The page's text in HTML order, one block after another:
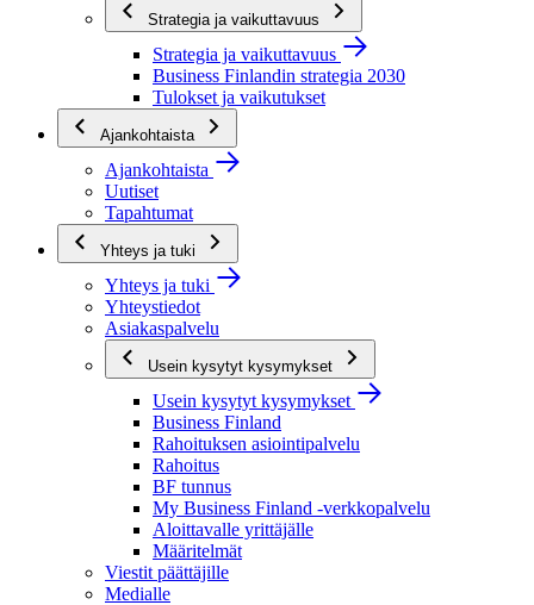
Strategia ja vaikuttavuus
Strategia ja vaikuttavuus
Business Finlandin strategia 2030
Tulokset ja vaikutukset
Ajankohtaista
Ajankohtaista
Uutiset
Tapahtumat
Yhteys ja tuki
Yhteys ja tuki
Yhteystiedot
Asiakaspalvelu
Usein kysytyt kysymykset
Usein kysytyt kysymykset
Business Finland
Rahoituksen asiointipalvelu
Rahoitus
BF tunnus
My Business Finland -verkkopalvelu
Aloittavalle yrittäjälle
Määritelmät
Viestit päättäjille
Medialle